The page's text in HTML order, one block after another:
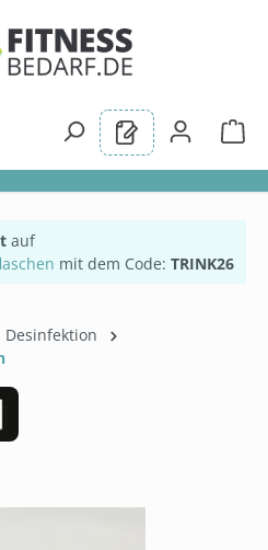
auf
mit dem Code: TRINK26
Desinfektion